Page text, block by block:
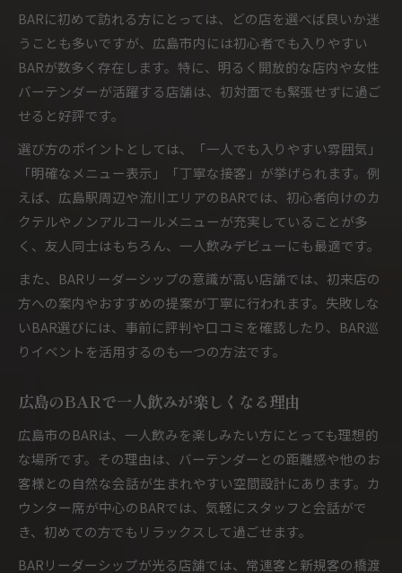
BARのリーダーシップと遊び心を満喫
広島市で人気のカラオケBAR体験談
初心者も楽しめるBARのアクティビティ
女性バーテンダーが提案するBARの遊び方
広島で隠れ家BARを満喫するためのヒント
隠れ家BARで見つける広島市の夜の魅力
BARリーダーシップが光る隠れ家の選び方
一人飲みも安心な隠れ家BARの特徴
女性バーテンダーと楽しむBARの隠れ家体験
BARに初めて訪れる方にとっては、どの店を選べば良いか迷
うことも多いですが、広島市内には初心者でも入りやすい
BARが数多く存在します。特に、明るく開放的な店内や女性
バーテンダーが活躍する店舗は、初対面でも緊張せずに過ご
せると好評です。
選び方のポイントとしては、「一人でも入りやすい雰囲気」
「明確なメニュー表示」「丁寧な接客」が挙げられます。例
えば、広島駅周辺や流川エリアのBARでは、初心者向けのカ
クテルやノンアルコールメニューが充実していることが多
く、友人同士はもちろん、一人飲みデビューにも最適です。
また、BARリーダーシップの意識が高い店舗では、初来店の
方への案内やおすすめの提案が丁寧に行われます。失敗しな
いBAR選びには、事前に評判や口コミを確認したり、BAR巡
りイベントを活用するのも一つの方法です。
広島のBARで一人飲みが楽しくなる理由
広島市のBARは、一人飲みを楽しみたい方にとっても理想的
な場所です。その理由は、バーテンダーとの距離感や他のお
客様との自然な会話が生まれやすい空間設計にあります。カ
ウンター席が中心のBARでは、気軽にスタッフと会話がで
き、初めての方でもリラックスして過ごせます。
BARリーダーシップが光る店舗では、常連客と新規客の橋渡